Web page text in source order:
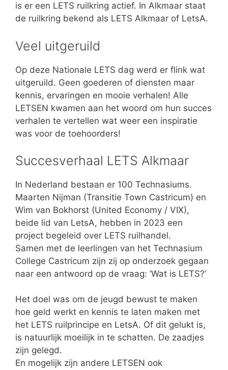
is er een LETS ruilkring actief. In Alkmaar staat
de ruilkring bekend als LETS Alkmaar of LetsA.
Veel uitgeruild
Op deze Nationale LETS dag werd er flink wat
uitgeruild. Geen goederen of diensten maar
kennis, ervaringen en mooie verhalen! Alle
LETSEN kwamen aan het woord om hun succes
verhalen te vertellen wat weer een inspiratie
was voor de toehoorders!
Succesverhaal LETS Alkmaar
In Nederland bestaan er 100 Technasiums.
Maarten Nijman (Transitie Town Castricum) en
Wim van Bokhorst (United Economy / VIX),
beide lid van LetsA, hebben in 2023 een
project begeleid over LETS ruilhandel.
Samen met de leerlingen van het Technasium
College Castricum zijn zij op onderzoek gegaan
naar een antwoord op de vraag: ‘Wat is LETS?’
Het doel was om de jeugd bewust te maken
hoe geld werkt en kennis te laten maken met
het LETS ruilprincipe en LetsA. Of dit gelukt is,
is natuurlijk moeilijk in te schatten. De zaadjes
zijn gelegd.
En mogelijk zijn andere LETSEN ook